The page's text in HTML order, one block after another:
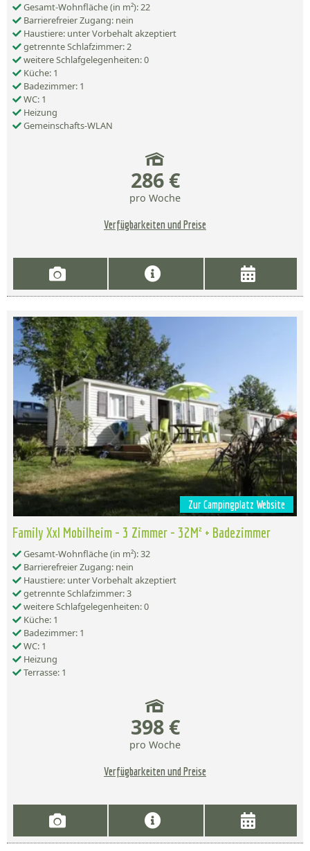
Gesamt-Wohnfläche (in m²): 22
Barrierefreier Zugang: nein
Haustiere: unter Vorbehalt akzeptiert
getrennte Schlafzimmer: 2
weitere Schlafgelegenheiten: 0
Küche: 1
Badezimmer: 1
WC: 1
Heizung
Gemeinschafts-WLAN
286 €
pro Woche
Verfügbarkeiten und Preise
Zur Campingplatz Website
Family Xxl Mobilheim - 3 Zimmer - 32M² + Badezimmer
Gesamt-Wohnfläche (in m²): 32
Barrierefreier Zugang: nein
Haustiere: unter Vorbehalt akzeptiert
getrennte Schlafzimmer: 3
weitere Schlafgelegenheiten: 0
Küche: 1
Badezimmer: 1
WC: 1
Heizung
Terrasse: 1
398 €
pro Woche
Verfügbarkeiten und Preise